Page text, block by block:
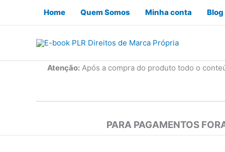
Home Quem Somos Minha conta Blog
Atenção:Após a compra do produto todo o
PARA PAGAMENTOS